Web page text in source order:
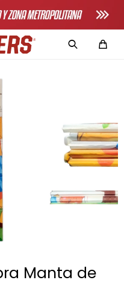
Manta de